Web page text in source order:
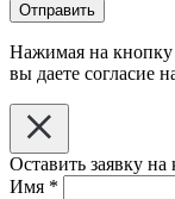
Отправить
Нажимая на
вы даете согласие
Оставить заявку на
Имя *